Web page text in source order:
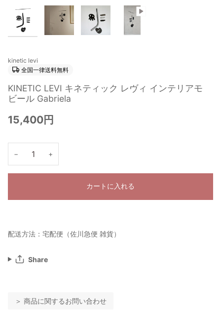
kinetic levi
全国一律送料無料
KINETIC LEVI キネティック レヴィ インテリアモ
ビール Gabriela
15,400円
− +
カートに入れる
配送方法：宅配便（佐川急便 雑貨）
Share
＞ 商品に関するお問い合わせ